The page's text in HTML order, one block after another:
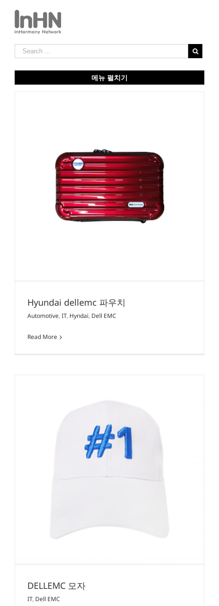
메뉴 펼치기
Hyundai dellemc 파우치
Automotive, IT, Hyndai, Dell EMC
Read More
DELLEMC 모자
IT, Dell EMC